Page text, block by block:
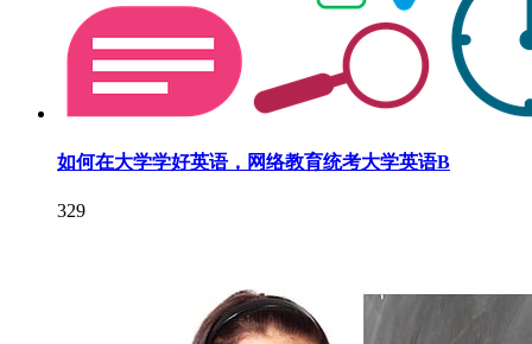
如何在大学学好英语，网络教育统考大学英语B
329